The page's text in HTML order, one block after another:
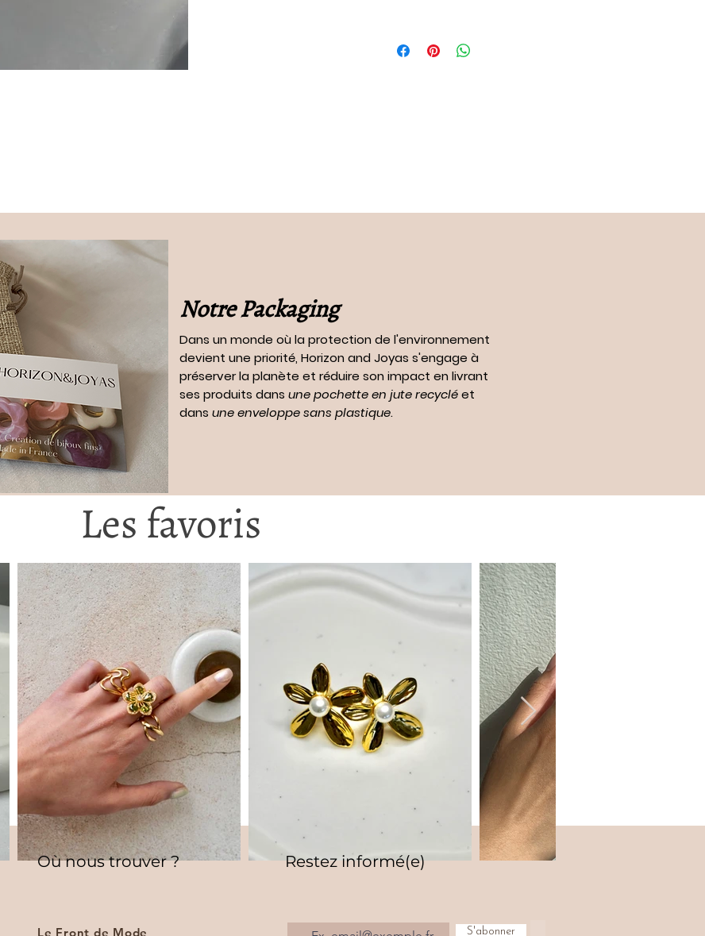
Notre Packaging
Dans un monde où la protection de l'environnement
devient une priorité, Horizon and Joyas s'engage à
préserver la planète et réduire son impact en livrant
ses produits dans une pochette en jute recycléet
dans une enveloppe sans plastique.
Les favoris
Où nous trouver ?
Le Front de Mode
Restez informé(e)
S'abonner